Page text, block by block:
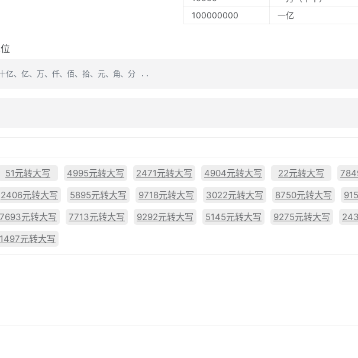
100000000
一亿
亿、亿、万、仟、佰、拾、元、角、分 ..
51元转大写 4995元转大写 2471元转大写 4904元转大写 22元转大写
2406元转大写 5895元转大写 9718元转大写 3022元转大写 8750元转大写
7693元转大写 7713元转大写 9292元转大写 5145元转大写 9275元转大写
1497元转大写